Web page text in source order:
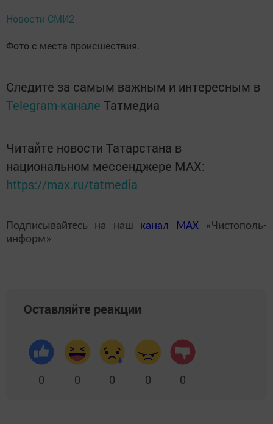
Новости СМИ2
Фото с места происшествия.
Следите за самым важным и интересным в
Telegram-канале Татмедиа
Читайте новости Татарстана в
национальном мессенджере MАХ:
https://max.ru/tatmedia
Подписывайтесь на наш канал MAX«Чистополь-
информ»
Оставляйте реакции
0 0 0 0 0